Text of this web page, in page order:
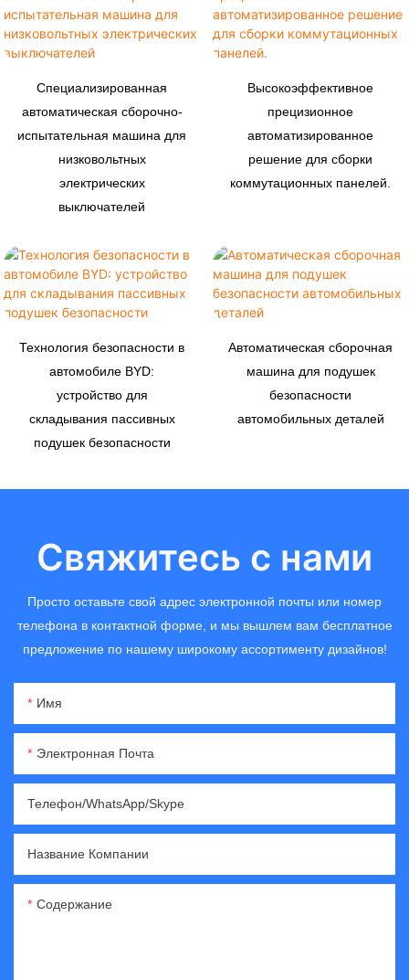
Специализированная
автоматическая сборочно-
испытательная машина для
низковольтных
электрических
выключателей
Высокоэффективное
прецизионное
автоматизированное
решение для сборки
коммутационных панелей.
Технология безопасности в
автомобиле BYD:
устройство для
складывания пассивных
подушек безопасности
Автоматическая сборочная
машина для подушек
безопасности
автомобильных деталей
Свяжитесь с нами
Просто оставьте свой адрес электронной почты или номер
телефона в контактной форме, и мы вышлем вам бесплатное
предложение по нашему широкому ассортименту дизайнов!
Имя
Электронная Почта
Телефон/WhatsApp/Skype
Название Компании
Содержание